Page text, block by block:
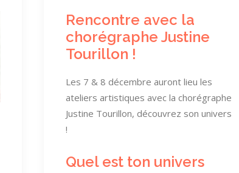
Rencontre avec la
chorégraphe Justine
Tourillon !
Les 7 & 8 décembre auront lieu les
ateliers artistiques avec la chorégraphe
Justine Tourillon, découvrez son univers
!
Quel est ton univers